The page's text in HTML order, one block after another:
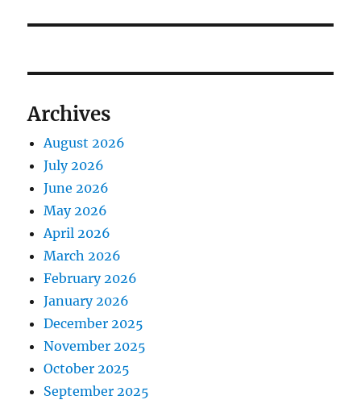
Archives
August 2026
July 2026
June 2026
May 2026
April 2026
March 2026
February 2026
January 2026
December 2025
November 2025
October 2025
September 2025